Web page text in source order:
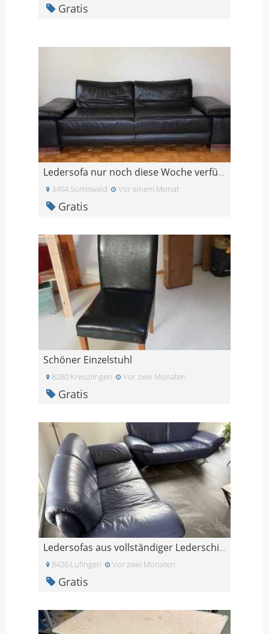
Gratis
Ledersofa nur noch diese Woche verfügbar
3454 Sumiswald Vor einem Monat
Gratis
Schöner Einzelstuhl
8280 Kreuzlingen Vor zwei Monaten
Gratis
Ledersofas aus vollständiger Lederschicht-Widersta
8426 Lufingen Vor zwei Monaten
Gratis